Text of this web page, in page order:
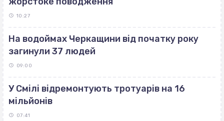
10:27
На водоймах Черкащини від початку року
загинули 37 людей
09:00
У Смілі відремонтують тротуарів на 16
мільйонів
07:41